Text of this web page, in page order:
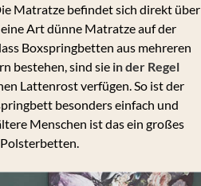
Matratze befindet sich direkt über
Art dünne Matratze auf der
Boxspringbetten aus mehreren
bestehen, sind sie in der Regel
Lattenrost verfügen. So ist der
besonders einfach und
Menschen ist das ein großes